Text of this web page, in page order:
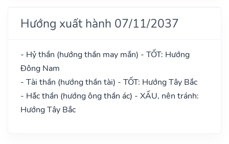
Hướng xuất hành 07/11/2037
- Hỷ thần (hướng thần may mắn) - TỐT: Hướng
Đông Nam
- Tài thần (hướng thần tài) - TỐT: Hướng Tây Bắc
- Hắc thần (hướng ông thần ác) - XẤU, nên tránh:
Hướng Tây Bắc